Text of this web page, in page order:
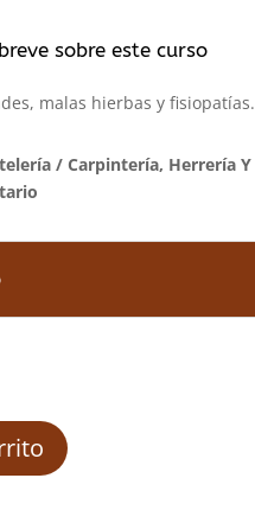
sobre este curso
malas hierbas y fisiopatías.
/ Carpintería, Herrería Y